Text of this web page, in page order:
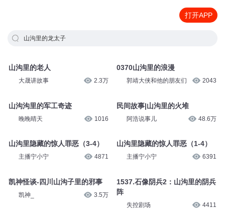
打开APP
山沟里的龙太子
山沟里的老人
大晟讲故事 2.3万
山沟沟里的军工奇迹
晚晚晴天 1016
山沟里隐藏的惊人罪恶（3-4）
主播宁小宁 4871
凯神怪谈-四川山沟子里的邪事
凯神_ 3.5万
0370山沟里的浪漫
郭靖大侠和他的朋友们 2043
民间故事|山沟里的火堆
阿浩说事儿 48.6万
山沟里隐藏的惊人罪恶（1-4）
主播宁小宁 6391
1537.石像阴兵2：山沟里的阴兵
阵
失控剧场 4411